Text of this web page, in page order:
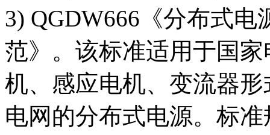
3) QGDW666《分布式
范》。该标准适用于国
机、感应电机、变流器
电网的分布式电源。标